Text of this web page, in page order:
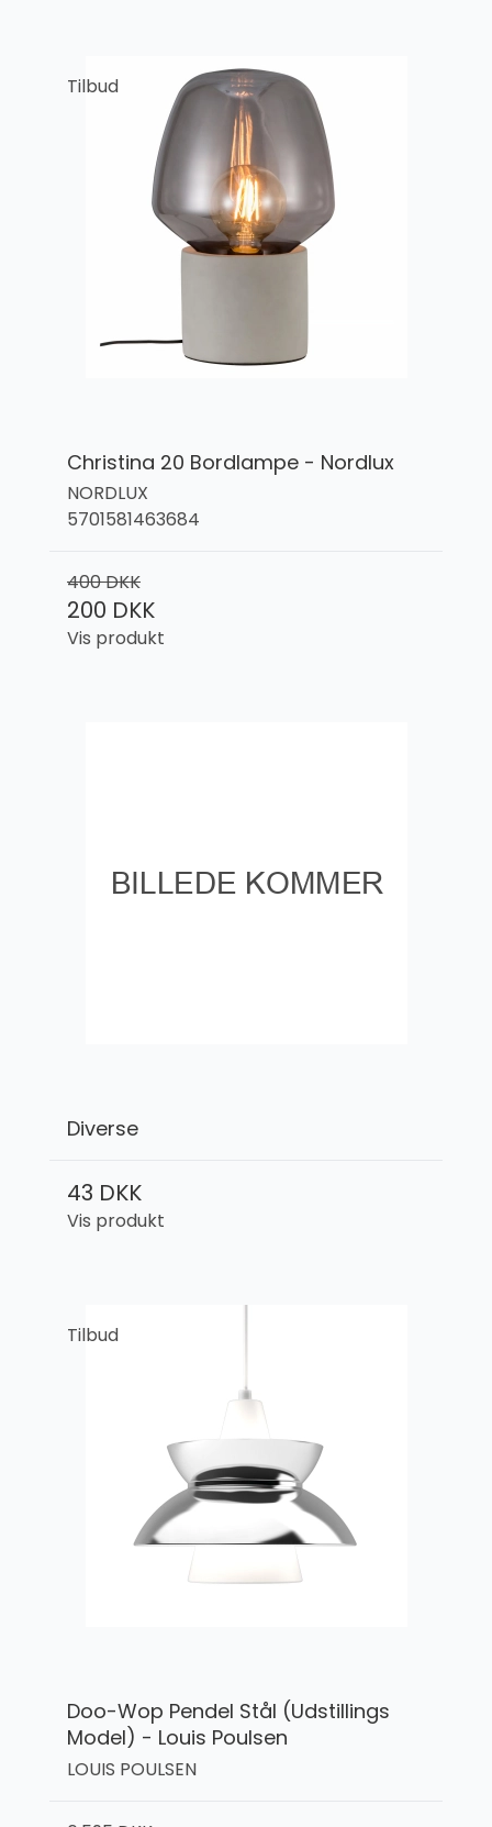
Tilbud
Christina 20 Bordlampe - Nordlux
NORDLUX
5701581463684
400 DKK
200 DKK
Vis produkt
Diverse
43 DKK
Vis produkt
Tilbud
Doo-Wop Pendel Stål (Udstillings
Model) - Louis Poulsen
LOUIS POULSEN